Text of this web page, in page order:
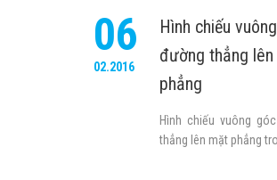
06
02.2016
Hình chiếu
đường thẳng
phẳng
Hình chiếu vuông
thẳng lên mặt phẳng